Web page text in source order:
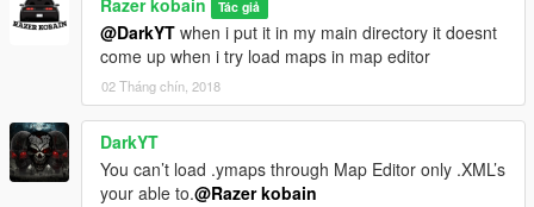
Razer kobain Tác giả
@DarkYT when i put it in my main directory it doesnt
come up when i try load maps in map editor
02 Tháng chín, 2018
DarkYT
You can’t load .ymaps through Map Editor only .XML’s
your able to.@Razer kobain